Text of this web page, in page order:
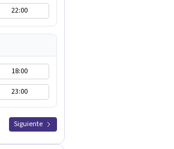
22:00
18:00
23:00
Siguiente